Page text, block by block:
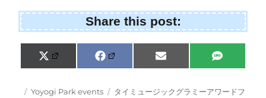
Share this post:
Share
on
X
(
w
Share
on
F
a
e
Share
on
E
m
Share
on
S
M
Posted
Categories
Yoyogi Park events Tags
タイミュージックグラミーアワードフ